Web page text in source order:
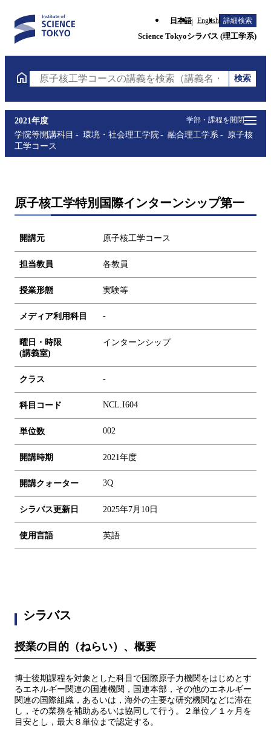
日本語 English 詳細検索
Science Tokyoシラバス (理工学系)
原子核工学コースの講義を検索（講義名・科目コード
検索
学部・課程を開閉
2021年度
学院等開講科目
環境・社会理工学院 融合理工学系
原子核
工学コース
原子核工学特別国際インターンシップ第一
開講元 原子核工学コース
担当教員 各教員
授業形態 実験等
メディア利用科目 -
曜日・時限
(講義室)
インターンシップ
クラス -
科目コード NCL.I604
単位数 002
開講時期 2021年度
開講クォーター 3Q
シラバス更新日 2025年7月10日
使用言語 英語
シラバス
授業の目的（ねらい）、概要
博士後期課程を対象とした科目で国際原子力機関をはじめとす
るエネルギー関連の国連機関，国連本部，その他のエネルギー
関連の国際組織，あるいは，海外の主要な研究機関などに滞在
し，その業務を補助あるいは協同して行う。２単位／１ヶ月を
目安とし，最大８単位まで認定する。